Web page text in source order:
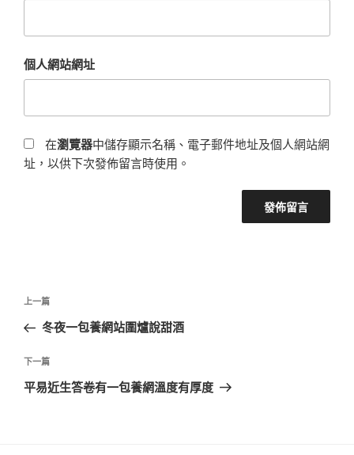
個人網站網址
在瀏覽器中儲存顯示名稱、電子郵件地址及個人網站網
址，以供下次發佈留言時使用。
文
導
覽
上
一
文
章
上一篇
冬夜一包養網站圍爐說甜酒
下
一
下一篇
平易近生答卷有一包養網溫度有厚度